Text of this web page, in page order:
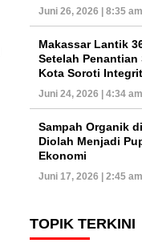
Juni 26, 2026 | 8:35
Makassar Lantik
Setelah Penantian
Kota Soroti
Juni 24, 2026 | 4:34
Sampah Organik
Diolah Menjadi
Ekonomi
Juni 17, 2026 | 2:45
TOPIK TERKINI